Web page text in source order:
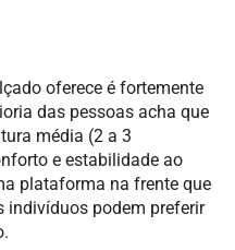
oferece é fortemente
das pessoas acha que
média (2 a 3
e estabilidade ao
plataforma na frente que
indivíduos podem preferir